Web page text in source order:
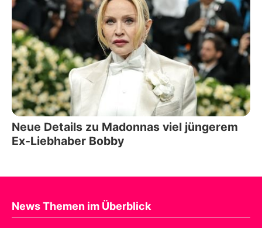
Neue Details zu Madonnas viel jüngerem
Ex-Liebhaber Bobby
News Themen im Überblick